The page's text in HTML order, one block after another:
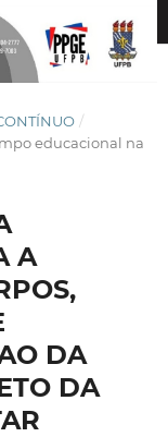
/
educacional na
A
DA
DA